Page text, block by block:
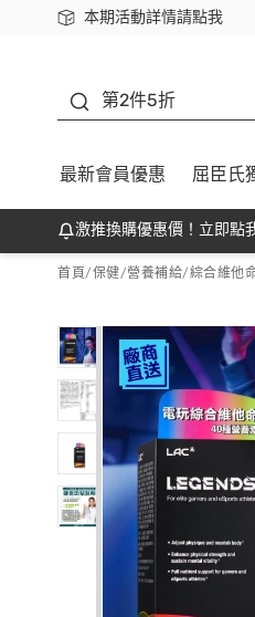
本期活動詳情請點我
下載app最高回饋$350
第2件5折
最新會員優惠 屈臣氏
激推換購優惠價！立即點
首頁/保健/營養補給/綜合維他